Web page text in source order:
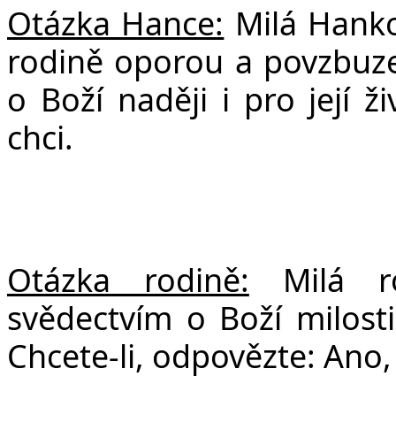
Otázka Hance: Milá
rodině oporou a
o Boží naději i pro její
chci.
Otázka rodině: Milá
svědectvím o Boží
Chcete-li, odpovězte: